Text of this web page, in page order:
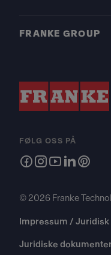
FRANKE GROUP
FØLG OSS PÅ
© 2026 Franke
Impressum /
Juridiske